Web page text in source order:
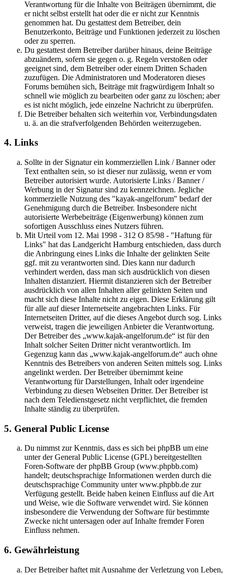
Verantwortung für die Inhalte von Beiträgen übernimmt, die
er nicht selbst erstellt hat oder die er nicht zur Kenntnis
genommen hat. Du gestattest dem Betreiber, dein
Benutzerkonto, Beiträge und Funktionen jederzeit zu löschen
oder zu sperren.
Du gestattest dem Betreiber darüber hinaus, deine Beiträge
abzuändern, sofern sie gegen o. g. Regeln verstoßen oder
geeignet sind, dem Betreiber oder einem Dritten Schaden
zuzufügen. Die Administratoren und Moderatoren dieses
Forums bemühen sich, Beiträge mit fragwürdigem Inhalt so
schnell wie möglich zu bearbeiten oder ganz zu löschen; aber
es ist nicht möglich, jede einzelne Nachricht zu überprüfen.
Die Betreiber behalten sich weiterhin vor, Verbindungsdaten
u. ä. an die strafverfolgenden Behörden weiterzugeben.
4. Links
Sollte in der Signatur ein kommerziellen Link / Banner oder
Text enthalten sein, so ist dieser nur zulässig, wenn er vom
Betreiber autorisiert wurde. Autorisierte Links / Banner /
Werbung in der Signatur sind zu kennzeichnen. Jegliche
kommerzielle Nutzung des "kayak-angelforum" bedarf der
Genehmigung durch die Betreiber. Insbesondere nicht
autorisierte Werbebeiträge (Eigenwerbung) können zum
sofortigen Ausschluss eines Nutzers führen.
Mit Urteil vom 12. Mai 1998 - 312 O 85/98 - "Haftung für
Links" hat das Landgericht Hamburg entschieden, dass durch
die Anbringung eines Links die Inhalte der gelinkten Seite
ggf. mit zu verantworten sind. Dies kann nur dadurch
verhindert werden, dass man sich ausdrücklich von diesen
Inhalten distanziert. Hiermit distanzieren sich der Betreiber
ausdrücklich von allen Inhalten aller gelinkten Seiten und
macht sich diese Inhalte nicht zu eigen. Diese Erklärung gilt
für alle auf dieser Internetseite angebrachten Links. Für
Internetseiten Dritter, auf die dieses Angebot durch sog. Links
verweist, tragen die jeweiligen Anbieter die Verantwortung.
Der Betreiber des „www.kajak-angelforum.de“ ist für den
Inhalt solcher Seiten Dritter nicht verantwortlich. Im
Gegenzug kann das „www.kajak-angelforum.de“ auch ohne
Kenntnis des Betreibers von anderen Seiten mittels sog. Links
angelinkt werden. Der Betreiber übernimmt keine
Verantwortung für Darstellungen, Inhalt oder irgendeine
Verbindung zu diesen Webseiten Dritter. Der Betreiber ist
nach dem Teledienstgesetz nicht verpflichtet, die fremden
Inhalte ständig zu überprüfen.
5. General Public License
Du nimmst zur Kenntnis, dass es sich bei phpBB um eine
unter der General Public License (GPL) bereitgestellten
Foren-Software der phpBB Group (www.phpbb.com)
handelt; deutschsprachige Informationen werden durch die
deutschsprachige Community unter www.phpbb.de zur
Verfügung gestellt. Beide haben keinen Einfluss auf die Art
und Weise, wie die Software verwendet wird. Sie können
insbesondere die Verwendung der Software für bestimmte
Zwecke nicht untersagen oder auf Inhalte fremder Foren
Einfluss nehmen.
6. Gewährleistung
Der Betreiber haftet mit Ausnahme der Verletzung von Leben,